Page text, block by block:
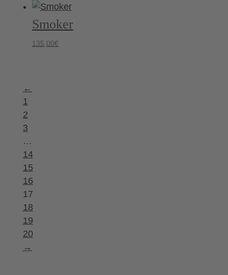
Smoker
135,00€
←
1
2
3
…
14
15
16
17
18
19
20
→